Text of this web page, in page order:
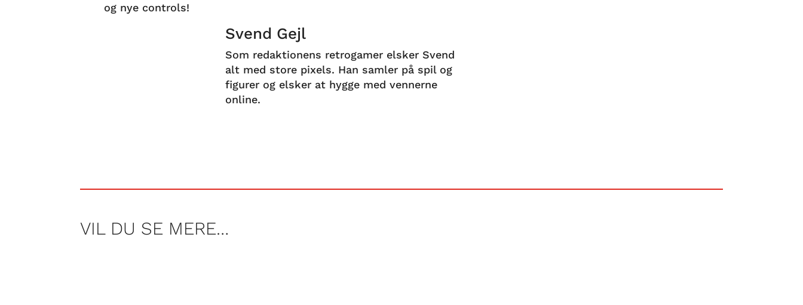
og nye controls!
Svend Gejl
Som redaktionens retrogamer elsker Svend
alt med store pixels. Han samler på spil og
figurer og elsker at hygge med vennerne
online.
VIL DU SE MERE…